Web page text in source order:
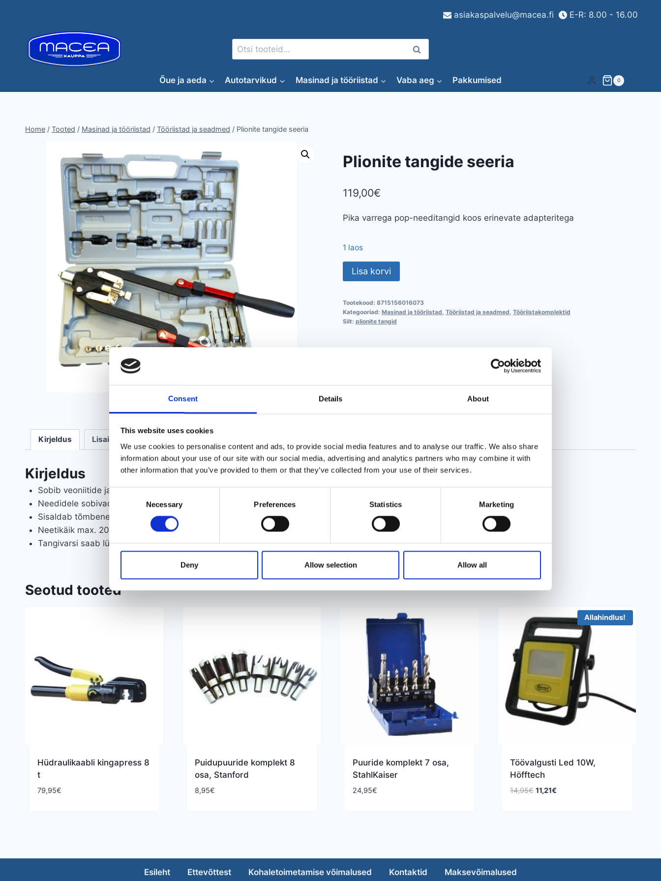
Consent Details About
This website uses cookies
We use cookies to personalise content and ads, to provide social media features and to analyse our traffic. We also share
information about your use of our site with our social media, advertising and analytics partners who may combine it with
other information that you’ve provided to them or that they’ve collected from your use of their services.
Consent
Selection
Necessary Preferences Statistics Marketing
Deny Allow selection Allow all
asiakaspalvelu@macea.fi E-R: 8.00 - 16.00
Otsi: Otsi
Õue ja aeda Autotarvikud Masinad ja tööriistad Vaba aeg Pakkumised 0
Home / Tooted / Masinad ja tööriistad / Tööriistad ja seadmed / Plionite tangide seeria
Plionite tangide seeria
119,00€
Pika varrega pop-needitangid koos erinevate adapteritega
1 laos
Plionite
tangide
kogus
Lisa korvi
Tootekood: 8715156016073
Kategooriad: Masinad ja tööriistad Tööriistad ja seadmed Tööriistakomplektid
Silt: plionite tangid
Kirjeldus Lisainfo
Kirjeldus
Sobib veoniitide jaoks: 3,2 – 4,0 – 4,8 – 5,0 – 6,4 mm
Needidele sobivad: M4, M5, M6, M8, M10
Sisaldab tõmbeneite: M4, M5, M6, M8, M10 alumiinium-, teras- ja roostevabast terasest needid.
Neetikäik max. 20 mm
Tangivarsi saab lühemaks kokku panna.Tugevas hoiuportfellis.
Seotud tooted
Hüdraulikaabli kingapress 8
t
79,95€
Puidupuuride komplekt 8
osa, Stanford
8,95€
Puuride komplekt 7 osa,
StahlKaiser
24,95€
Allahindlus!
Töövalgusti Led 10W,
Höfftech
14,95€ Algne
11,21€
Esileht Ettevõttest Kohaletoimetamise võimalused Kontaktid Maksevõimalused